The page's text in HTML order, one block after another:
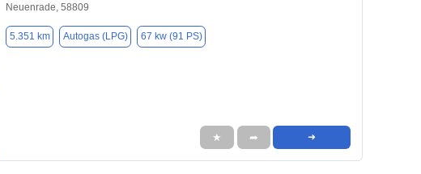
Neuenrade, 58809
5.351 km Autogas (LPG) 67 kw (91 PS)
★ ➦ ➜